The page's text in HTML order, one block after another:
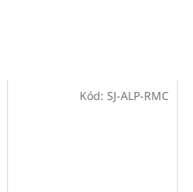
Kód: SJ-ALP-RMC